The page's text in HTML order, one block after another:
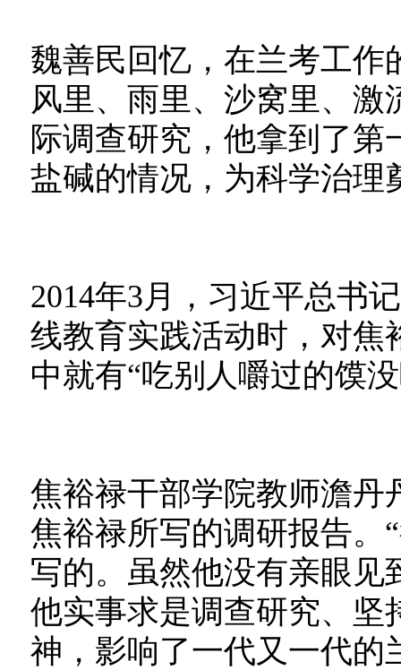
魏善民回忆，在兰考工作
风里、雨里、沙窝里、
际调查研究，他拿到了
盐碱的情况，为科学治理
2014年3月，习近平总书
线教育实践活动时，对焦
中就有“吃别人嚼过的馍
焦裕禄干部学院教师澹丹
焦裕禄所写的调研报告。
写的。虽然他没有亲眼见
他实事求是调查研究、坚
神，影响了一代又一代的